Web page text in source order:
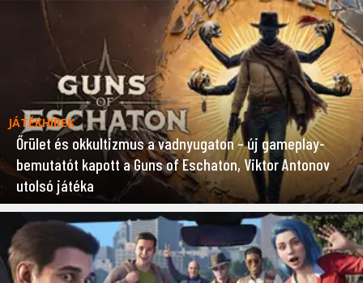
JÁTÉKHÍREK
Őrület és okkultizmus a vadnyugaton – új gameplay-
bemutatót kapott a Guns of Eschaton, Viktor Antonov
utolsó játéka